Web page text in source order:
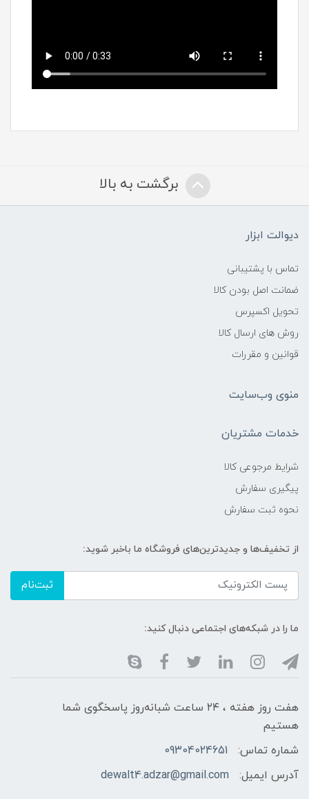
برگشت به بالا
دیوالت ابزار
تماس با پشتیبانی
ضمانت اصل بودن کالا
تحویل اکسپرس
روش های ارسال کالا
قوانین و مقررات
منوی وب‌سایت
خدمات مشتریان
شرایط مرجوعی کالا
پیگیری سفارش
نحوه ثبت سفارش
از تخفیف‌ها و جدیدترین‌های فروشگاه ما باخبر شوید:
ثبت‌نام
ما را در شبکه‌های اجتماعی دنبال کنید:
هفت روز هفته ، ۲۴ ساعت شبانه‌روز پاسخگوی شما
هستیم
شماره تماس:
09304024651
آدرس ایمیل:
dewalt4.adzar@gmail.com